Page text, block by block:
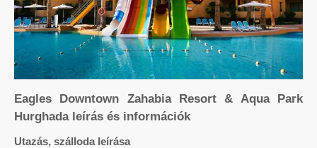
Eagles Downtown Zahabia Resort & Aqua Park
Hurghada leírás és információk
Utazás, szálloda leírása